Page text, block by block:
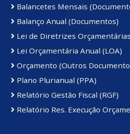
Balancetes Mensais
Balanço Anual (Documentos)
Lei de Diretrizes
Lei Orçamentária Anual (LOA)
Orçamento (Outros
Plano Plurianual (PPA)
Relatório Gestão Fiscal (RGF)
Relatório Res. Execução